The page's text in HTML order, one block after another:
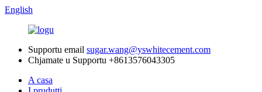
English
Supportu email sugar.wang@yswhitecement.com
Chjamate u Supportu +8613576043305
A casa